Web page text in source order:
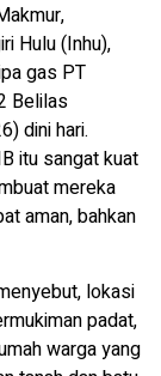
Hulu (Inhu),
gas PT
Belilas
dini hari.
itu sangat kuat
mereka
aman, bahkan
lokasi
padat,
warga yang